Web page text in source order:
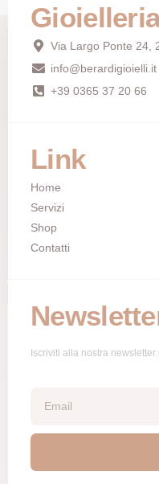
Via Largo Ponte 24,
info@berardigioielli.it
+39 0365 37 20 66
Link
Home
Servizi
Shop
Contatti
Iscriviti alla nostra